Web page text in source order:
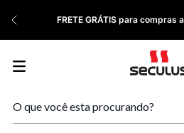
FRETE GRÁTIS para compras
9º